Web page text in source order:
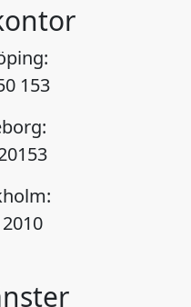
153